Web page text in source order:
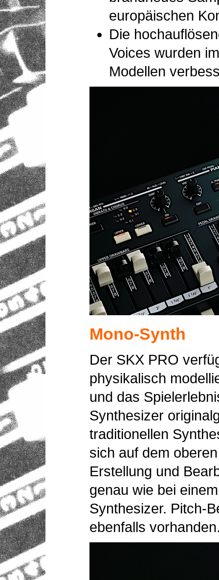
europäischen
Die
Voices wurden
Modellen
Mono-Synth
Der SKX PRO
physikalisch
und das
Synthesizer
traditionellen
sich auf dem
Erstellung und
genau wie bei
Synthesizer. Pitch-
ebenfalls